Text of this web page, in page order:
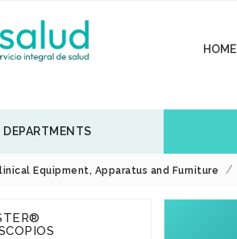
HOME
DEPARTMENTS
Equipment, Apparatus and Furniture